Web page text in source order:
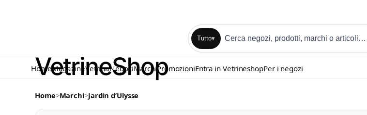
Tutto▾
HomeMagazineVetrinaNegoziMarchi PromozioniEntra in VetrineshopPer i negozi
Home>Marchi>Jardin d’Ulysse